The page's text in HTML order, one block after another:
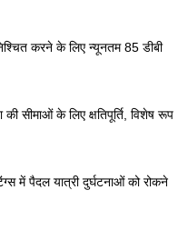
करने के लिए न्यूनतम 85 डीबी
सीमाओं के लिए क्षतिपूर्ति, विशेष रूप
में पैदल यात्री दुर्घटनाओं को रोकने